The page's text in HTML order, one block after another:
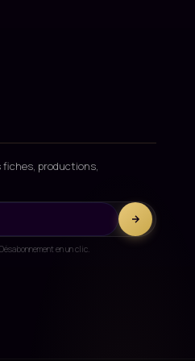
fiches, productions,
en un clic.